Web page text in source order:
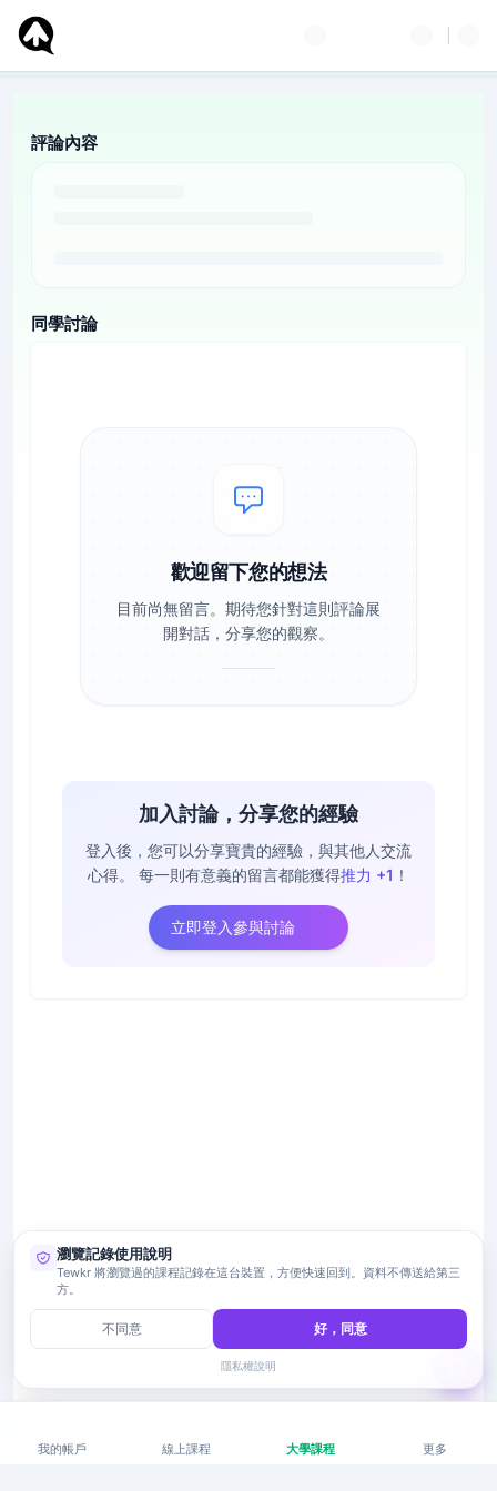
評論內容
同學討論
歡迎留下您的想法
目前尚無留言。期待您針對這則評論展
開對話，分享您的觀察。
加入討論，分享您的經驗
登入後，您可以分享寶貴的經驗，與其他人交流
心得。
每一則有意義的留言都能獲得推力 +1 ！
立即登入參與討論
我的帳戶 線上課程 大學課程 更多
瀏覽記錄使用說明
Tewkr 將瀏覽過的課程記錄在這台裝置，方便快速回到。資料不傳送給第三
方。
不同意 好，同意
隱私權說明